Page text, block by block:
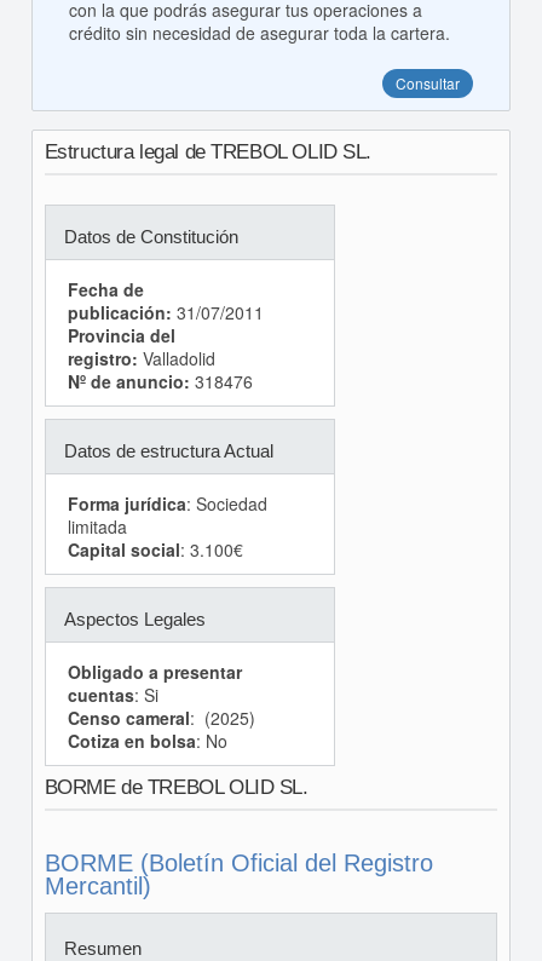
con la que podrás asegurar tus operaciones a
crédito sin necesidad de asegurar toda la cartera.
Consultar
Estructura legal de TREBOL OLID SL.
Datos de Constitución
Fecha de
publicación: 31/07/2011
Provincia del
registro: Valladolid
Nº de anuncio: 318476
Datos de estructura Actual
Forma jurídica: Sociedad
limitada
Capital social: 3.100€
Aspectos Legales
Obligado a presentar
cuentas: Si
Censo cameral: (2025)
Cotiza en bolsa: No
BORME de TREBOL OLID SL.
BORME (Boletín Oficial del Registro
Mercantil)
Resumen